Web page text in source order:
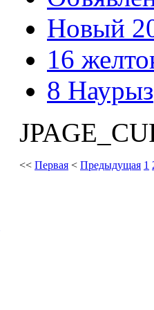
Новый
16
8 Наурыз
<< Первая < Предыдущая 1